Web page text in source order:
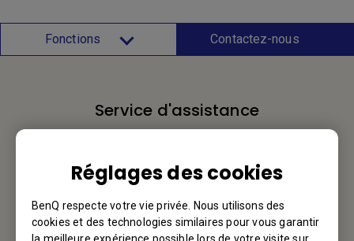
Réglages des cookies
BenQ respecte votre vie privée. Nous utilisons des
cookies et des technologies similaires pour vous garantir
Fonctions Contactez-nous
Service d'assistance
Contactez-nous